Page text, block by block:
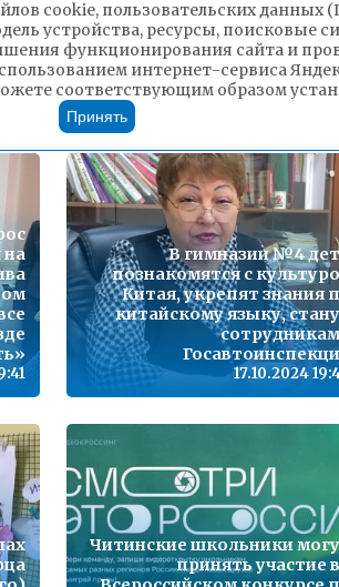
В школах города
продолжается
акция «Открытка для
17.10.2024
на
В гимназии №4
познакомятся с
Китая, укрепят знания
китайскому языку,
17.10.2024
Читинские школьники
принять участие
cookie, пользовательских данных
устройства, ресурсы, поисковые
функционирования сайта и
интернет-сервиса
соответствующим образом
Принять